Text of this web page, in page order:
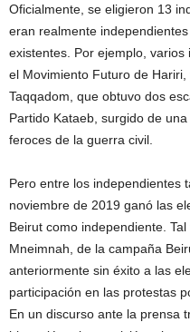
Oficialmente, se eligieron 13
eran realmente
existentes. Por ejemplo,
el Movimiento Futuro de
Taqqadom, que obtuvo dos
Partido Kataeb, surgido de
feroces de la guerra civil.
Pero entre los independientes
noviembre de 2019 ganó las
Beirut como independiente.
Mneimnah, de la campaña
anteriormente sin éxito a las
participación en las protestas
En un discurso ante la prensa